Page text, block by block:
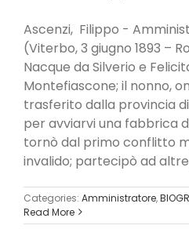
Ascenzi, Filippo -
(Viterbo, 3 giugno 1893 –
Nacque da Silverio e
Montefiascone; il nonno,
trasferito dalla provincia
per avviarvi una fabbrica
tornò dal primo conflitto
invalido; partecipò ad altre
Categories: Amministratore,
Read More